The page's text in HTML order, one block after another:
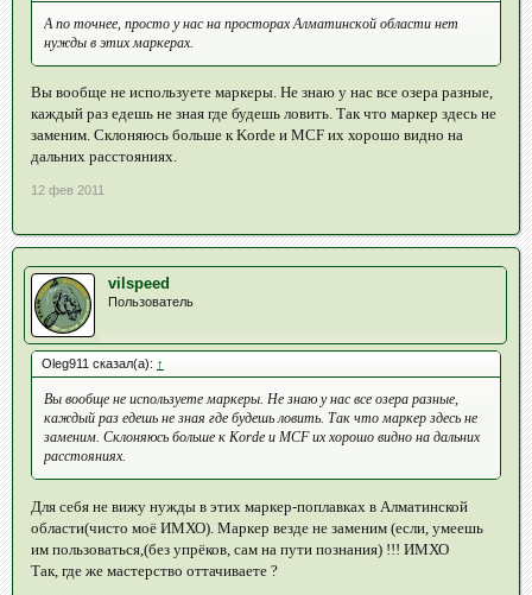
А по точнее, просто у нас на просторах Алматинской области нет
нужды в этих маркерах.
Вы вообще не используете маркеры. Не знаю у нас все озера разные,
каждый раз едешь не зная где будешь ловить. Так что маркер здесь не
заменим. Склоняюсь больше к Korde и MCF их хорошо видно на
дальних расстояниях.
12 фев 2011
vilspeed
Пользователь
Oleg911 сказал(а): ↑
Вы вообще не используете маркеры. Не знаю у нас все озера разные,
каждый раз едешь не зная где будешь ловить. Так что маркер здесь не
заменим. Склоняюсь больше к Korde и MCF их хорошо видно на дальних
расстояниях.
Для себя не вижу нужды в этих маркер-поплавках в Алматинской
области(чисто моё ИМХО). Маркер везде не заменим (если, умеешь
им пользоваться,(без упрёков, сам на пути познания) !!! ИМХО
Так, где же мастерство оттачиваете ?